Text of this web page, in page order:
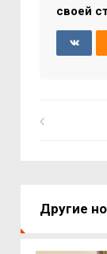
своей
Другие